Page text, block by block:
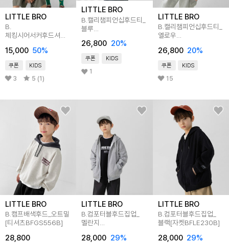
LITTLE BRO
B.
체킹시어서커후드셔츠
15,000 50%
쿠폰 KIDS
3 5 (1)
LITTLE BRO
B.캘리챔피언십후드티_
블루
26,800 20%
쿠폰 KIDS
1
LITTLE BRO
B.캘리챔피언십후드티_
옐로우
26,800 20%
쿠폰 KIDS
15
LITTLE BRO
B.캠프배색후드_오트밀
[티셔츠BFGS556B]
28,800
LITTLE BRO
B.컴포터블후드집업_
멜란지
28,000 29%
LITTLE BRO
B.컴포터블후드집업_
블랙[자켓BFLE230B]
28,000 29%